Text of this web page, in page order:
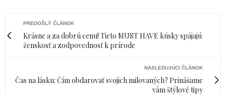
PREDOŠLÝ ČLÁNOK
Krásne a za dobrú cenu! Tieto MUST HAVE kúsky spájajú
ženskosť a zodpovednosť k prírode
NASLEDUJÚCI ČLÁNOK
Čas na lásku: Čím obdarovať svojich milovaných? Prinášame
vám štýlové tipy